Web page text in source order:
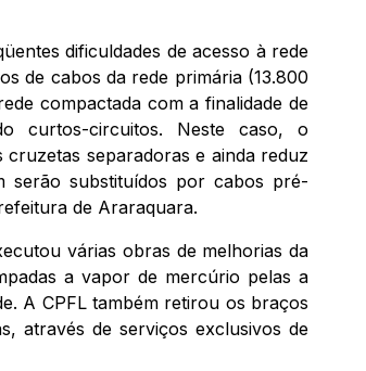
dificuldades de acesso à rede
de cabos da rede primária (13.800
compactada com a finalidade de
curtos-circuitos. Neste caso, o
separadoras e ainda reduz
serão substituídos por cabos pré-
de Araraquara.
várias obras de melhorias da
a vapor de mercúrio pelas a
A CPFL também retirou os braços
através de serviços exclusivos de